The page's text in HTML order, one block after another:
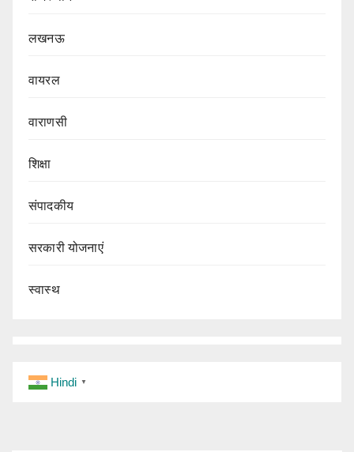
लखनऊ
वायरल
वाराणसी
शिक्षा
संपादकीय
सरकारी योजनाएं
स्वास्थ
Hindi ▼